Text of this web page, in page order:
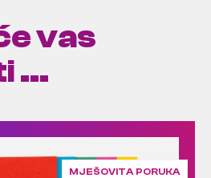
vas
...
MJEŠOVITA PORUKA